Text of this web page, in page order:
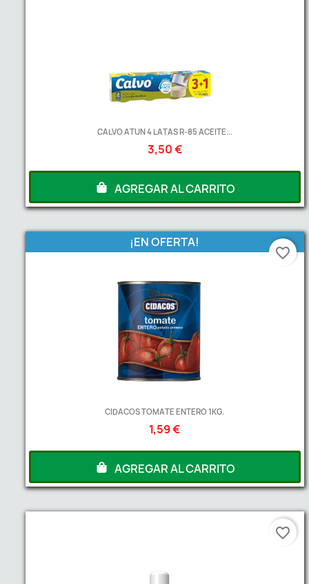
CALVO ATUN 4 LATAS R-85 ACEITE...
3,50 €
AGREGAR AL CARRITO
CIDACOS TOMATE ENTERO 1KG.
1,59 €
¡EN OFERTA!
AGREGAR AL CARRITO
favorite_border
favorite_border